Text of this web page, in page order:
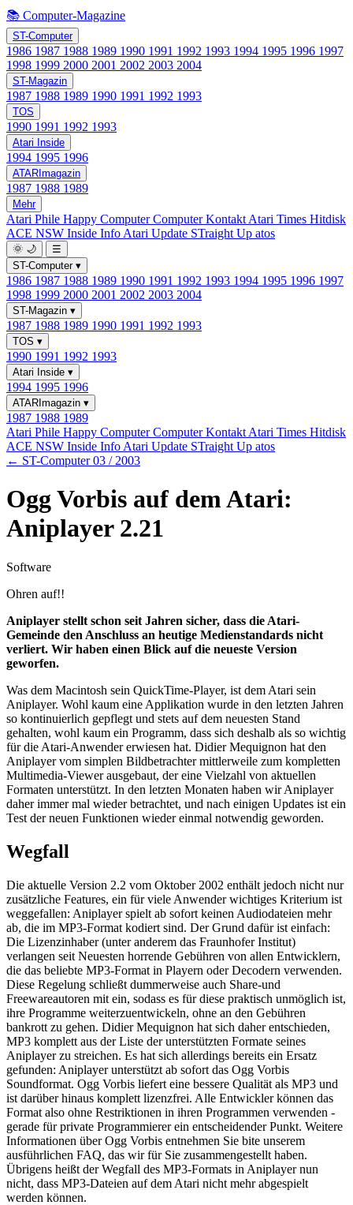
📚 Computer-Magazine
ST-Computer
1986 1987 1988 1989 1990 1991 1992 1993 1994 1995 1996 1997
1998 1999 2000 2001 2002 2003 2004
ST-Magazin
1987 1988 1989 1990 1991 1992 1993
TOS
1990 1991 1992 1993
Atari Inside
1994 1995 1996
ATARImagazin
1987 1988 1989
Mehr
Atari Phile Happy ComputerComputer Kontakt Atari Times Hitdisk
ACE NSW Inside Info Atari Update STraight Up atos
🌞 🌙
☰
ST-Computer ▾
1986 1987 1988 1989 1990 1991 1992 1993 1994 1995 1996 1997
1998 1999 2000 2001 2002 2003 2004
ST-Magazin ▾
1987 1988 1989 1990 1991 1992 1993
TOS ▾
1990 1991 1992 1993
Atari Inside ▾
1994 1995 1996
ATARImagazin ▾
1987 1988 1989
Atari Phile Happy ComputerComputer Kontakt Atari Times Hitdisk
ACE NSW Inside Info Atari Update STraight Up atos
← ST-Computer 03 / 2003
Ogg Vorbis auf dem Atari:
Aniplayer 2.21
Software
Ohren auf!!
Aniplayer stellt schon seit Jahren sicher, dass die Atari-
Gemeinde den Anschluss an heutige Medienstandards nicht
verliert. Wir haben einen Blick auf die neueste Version
geworfen.
Was dem Macintosh sein QuickTime-Player, ist dem Atari sein
Aniplayer. Wohl kaum eine Applikation wurde in den letzten Jahren
so kontinuierlich gepflegt und stets auf dem neuesten Stand
gehalten, wohl kaum ein Programm, dass sich deshalb als so wichtig
für die Atari-Anwender erwiesen hat. Didier Mequignon hat den
Aniplayer vom simplen Bildbetrachter mittlerweile zum kompletten
Multimedia-Viewer ausgebaut, der eine Vielzahl von aktuellen
Formaten unterstützt. In den letzten Monaten haben wir Aniplayer
daher immer mal wieder betrachtet, und nach einigen Updates ist ein
Test der neuen Funktionen wieder einmal notwendig geworden.
Wegfall
Die aktuelle Version 2.2 vom Oktober 2002 enthält jedoch nicht nur
zusätzliche Features, ein für viele Anwender wichtiges Kriterium ist
weggefallen: Aniplayer spielt ab sofort keinen Audiodateien mehr
ab, die im MP3-Format kodiert sind. Der Grund dafür ist einfach:
Die Lizenzinhaber (unter anderem das Fraunhofer Institut)
verlangen seit Neuesten horrende Gebühren von allen Entwicklern,
die das beliebte MP3-Format in Playern oder Decodern verwenden.
Diese Regelung schließt dummerweise auch Share-und
Freewareautoren mit ein, sodass es für diese praktisch unmöglich ist,
ihre Programme weiterzuentwickeln, ohne an den Gebühren
bankrott zu gehen. Didier Mequignon hat sich daher entschieden,
MP3 komplett aus der Liste der unterstützten Formate seines
Aniplayer zu streichen. Es hat sich allerdings bereits ein Ersatz
gefunden: Aniplayer unterstützt ab sofort das Ogg Vorbis
Soundformat. Ogg Vorbis liefert eine bessere Qualität als MP3 und
ist darüber hinaus komplett lizenzfrei. Alle Entwickler können das
Format also ohne Restriktionen in ihren Programmen verwenden -
gerade für private Programmierer ein entscheidender Punkt. Weitere
Informationen über Ogg Vorbis entnehmen Sie bite unserem
ausführlichen FAQ, das wir für Sie zusammengestellt haben.
Übrigens heißt der Wegfall des MP3-Formats in Aniplayer nun
nicht, dass MP3-Dateien auf dem Atari nicht mehr abgespielt
werden können.